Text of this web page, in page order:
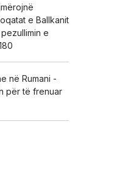
e Ballkanit
e
në Rumani -
për të frenuar